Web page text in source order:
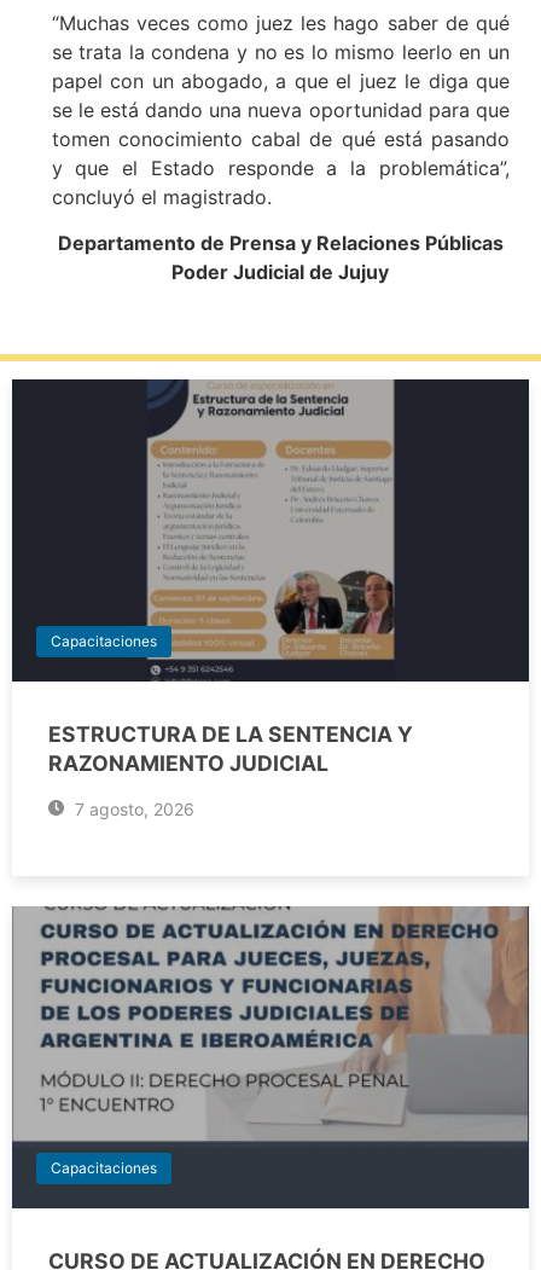
“Muchas veces como juez les hago saber de qué
se trata la condena y no es lo mismo leerlo en un
papel con un abogado, a que el juez le diga que
se le está dando una nueva oportunidad para que
tomen conocimiento cabal de qué está pasando
y que el Estado responde a la problemática”,
concluyó el magistrado.
Departamento de Prensa y Relaciones Públicas
Poder Judicial de Jujuy
Capacitaciones
ESTRUCTURA DE LA SENTENCIA Y
RAZONAMIENTO JUDICIAL
7 agosto, 2026
Capacitaciones
CURSO DE ACTUALIZACIÓN EN DERECHO